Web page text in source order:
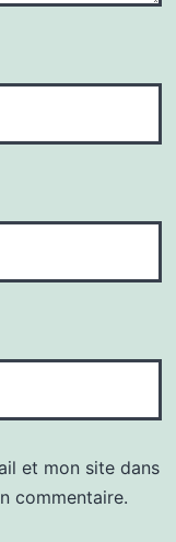
et mon site dans
commentaire.